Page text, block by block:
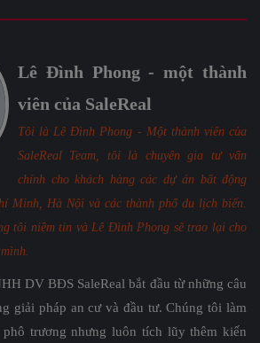
Lê Đình Phong - một thành
viên của SaleReal
Tôi là Lê Đình Phong - Một thành viên của
SaleReal Team, tôi là chuyên gia tư vấn
chính cho khách hàng các dự án bất động
Minh, Hà Nội và các thành phố du lịch biển.
tôi niềm tin và Lê Đình Phong sẽ trao lại cho
DV BĐS SaleReal bắt đầu từ những câu
giải pháp an cư và đầu tư. Chúng tôi làm
trương nhưng luôn tích lũy thêm kiến